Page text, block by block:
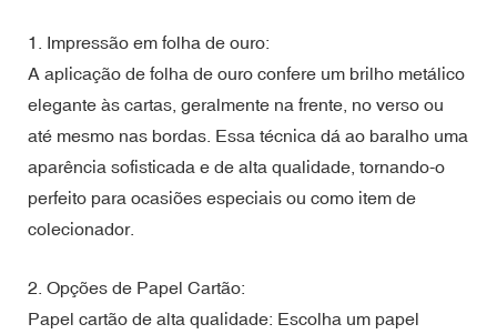
1. Impressão em folha de ouro:
A aplicação de folha de ouro confere um brilho metálico
elegante às cartas, geralmente na frente, no verso ou
até mesmo nas bordas. Essa técnica dá ao baralho uma
aparência sofisticada e de alta qualidade, tornando-o
perfeito para ocasiões especiais ou como item de
colecionador.
2. Opções de Papel Cartão:
Papel cartão de alta qualidade: Escolha um papel